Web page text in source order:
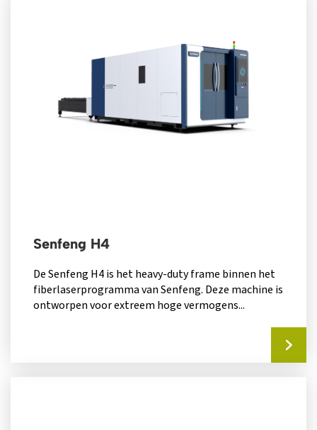
Senfeng H4
De Senfeng H4 is het heavy-duty frame binnen het
fiberlaserprogramma van Senfeng. Deze machine is
ontworpen voor extreem hoge vermogens...